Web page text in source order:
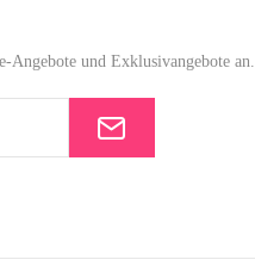
Angebote und Exklusivangebote an.